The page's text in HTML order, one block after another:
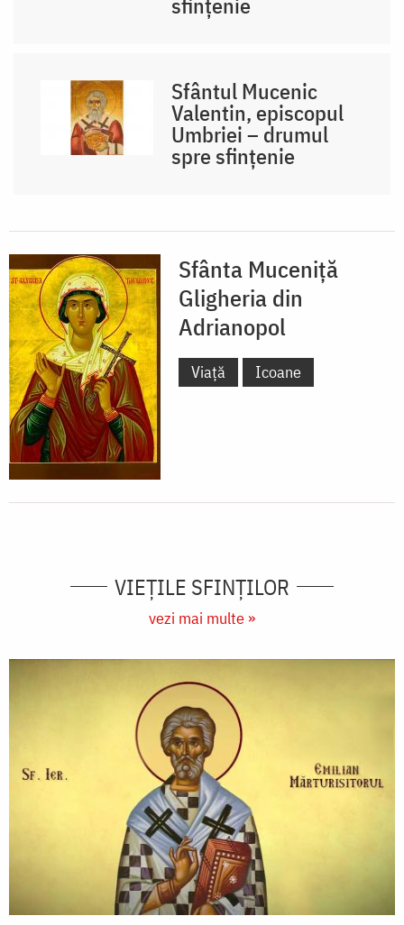
Sfântul Mucenic
Valentin, episcopul
Umbriei – drumul
spre sfințenie
Sfânta Muceniță
Gligheria din
Adrianopol
Viață Icoane
VIEŢILE SFINŢILOR
vezi mai multe »